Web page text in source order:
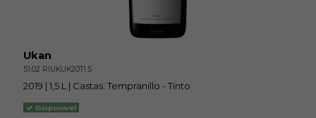
Ukan
51.02 RIUKUK20T1.5
2019 | 1,5 L | Castas: Tempranillo - Tinto
Disponivel